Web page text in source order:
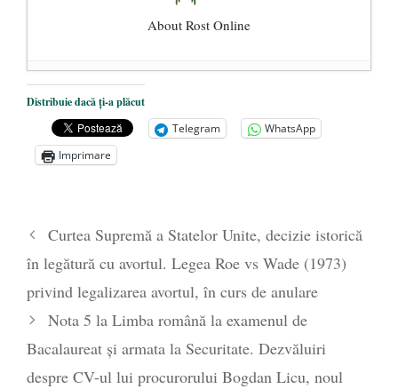
About Rost Online
Dezvăluiri cutremurătoare despre
președintele Ucrainei, Volodymyr
Zelensky
- 13 mai 2026
Statul care servește Națiunea
poetului Octavian Goga, înlăturat din Iași
- 16 aprilie 2026
Distribuie dacă ți-a plăcut
Telegram
WhatsApp
Imprimare
Curtea Supremă a Statelor Unite, decizie istorică
în legătură cu avortul. Legea Roe vs Wade (1973)
privind legalizarea avortul, în curs de anulare
Nota 5 la Limba română la examenul de
Bacalaureat și armata la Securitate. Dezvăluiri
despre CV-ul lui procurorului Bogdan Licu, noul